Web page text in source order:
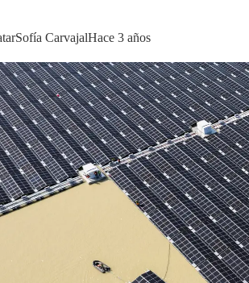
Sofía CarvajalHace 3 años